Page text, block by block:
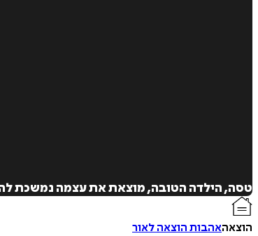
טסה, הילדה הטובה, מוצאת את עצמה נמשכת
הוצאהאהבות הוצאה לאור